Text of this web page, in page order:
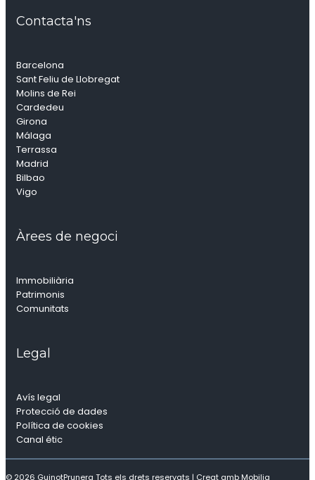
Contacta'ns
Barcelona
Sant Feliu de Llobregat
Molins de Rei
Cardedeu
Girona
Málaga
Terrassa
Madrid
Bilbao
Vigo
Àrees de negoci
Immobiliària
Patrimonis
Comunitats
Legal
Avís legal
Protecció de dades
Política de cookies
Canal étic
© 2026 GuinotPrunera Tots els drets reservats | Creat amb Mobilia